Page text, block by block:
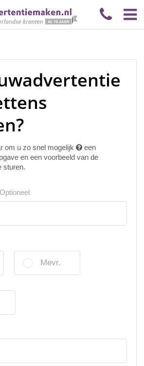
om u zo snel mogelijk
een
en een voorbeeld van de
sturen.
Optioneel
Mevr.